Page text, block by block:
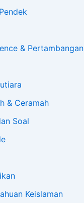
& Pertambangan
& Ceramah
Soal
Keislaman